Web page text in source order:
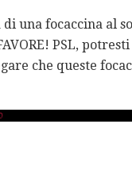
una focaccina al
PSL,
che queste